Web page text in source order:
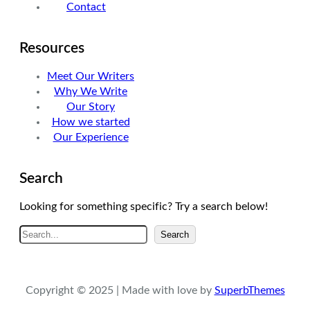
Contact
Resources
Meet Our Writers
Why We Write
Our Story
How we started
Our Experience
Search
Looking for something specific? Try a search below!
A
r
Search
Copyright © 2025 | Made with love by SuperbThemes